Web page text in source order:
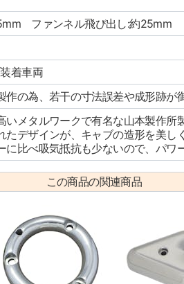
ファンネル飛び出し:約25mm
着車両
作の為、若干の寸法誤差や成形跡が
いメタルワークで有名な山本製作所
たデザインが、キャブの造形を美し
に比べ吸気抵抗も少ないので、パワ
この商品の関連商品